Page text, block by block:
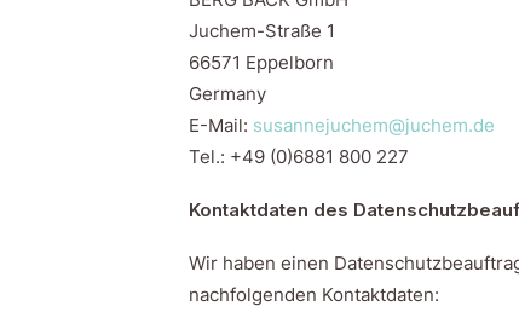
Juchem-Straße 1
66571 Eppelborn
Germany
E-Mail: susannejuchem@juchem.de
Tel.: +49 (0)6881 800 227
Kontaktdaten des
Wir haben einen
nachfolgenden Kontaktdaten: